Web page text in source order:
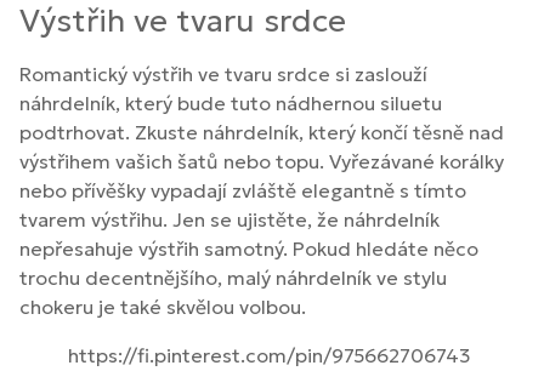
Výstřih ve tvaru srdce
Romantický výstřih ve tvaru srdce si zaslouží
náhrdelník, který bude tuto nádhernou siluetu
podtrhovat. Zkuste náhrdelník, který končí těsně nad
výstřihem vašich šatů nebo topu. Vyřezávané korálky
nebo přívěšky vypadají zvláště elegantně s tímto
tvarem výstřihu. Jen se ujistěte, že náhrdelník
nepřesahuje výstřih samotný. Pokud hledáte něco
trochu decentnějšího, malý náhrdelník ve stylu
chokeru je také skvělou volbou.
https://fi.pinterest.com/pin/975662706743